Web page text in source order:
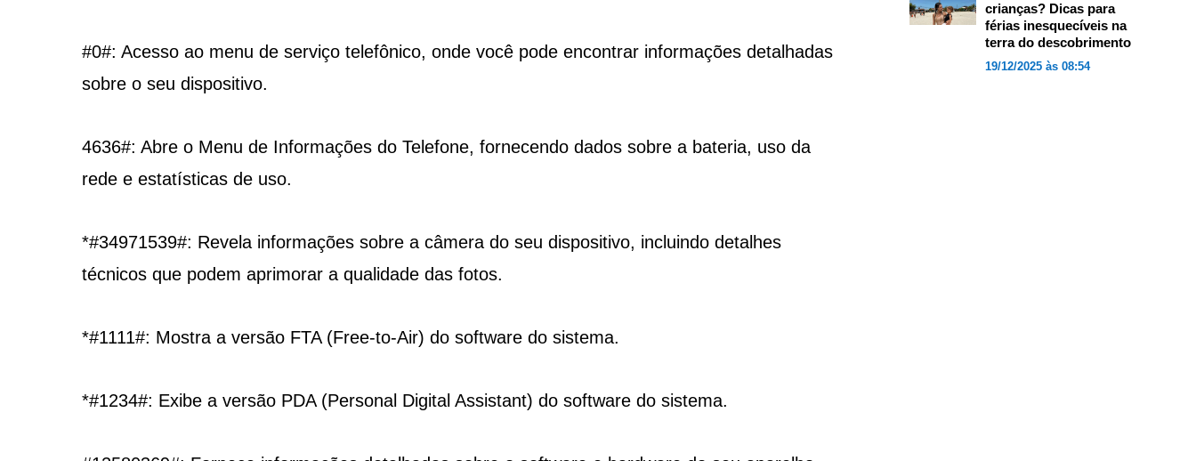
#0#: Acesso ao menu de serviço telefônico, onde você pode encontrar informações detalhadas
sobre o seu dispositivo.
4636#: Abre o Menu de Informações do Telefone, fornecendo dados sobre a bateria, uso da
rede e estatísticas de uso.
*#34971539#: Revela informações sobre a câmera do seu dispositivo, incluindo detalhes
técnicos que podem aprimorar a qualidade das fotos.
*#1111#: Mostra a versão FTA (Free-to-Air) do software do sistema.
*#1234#: Exibe a versão PDA (Personal Digital Assistant) do software do sistema.
crianças? Dicas para
férias inesquecíveis na
terra do descobrimento
19/12/2025 às 08:54